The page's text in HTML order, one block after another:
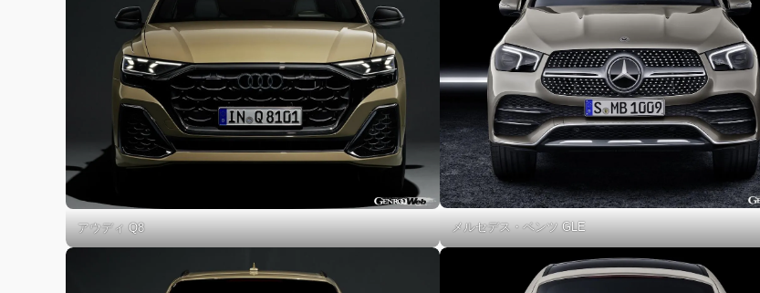
アウディ Q8 メルセデス・ベンツ GLE